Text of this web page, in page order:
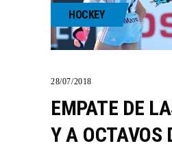
HOCKEY
28/07/2018
EMPATE DE
Y A OCTAVOS